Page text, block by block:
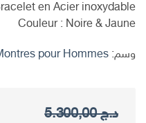
Bracelet en Acier inoxydable
Couleur : Noire & Jaune
وسم:Montres pour Hommes
د.ج5.300,00